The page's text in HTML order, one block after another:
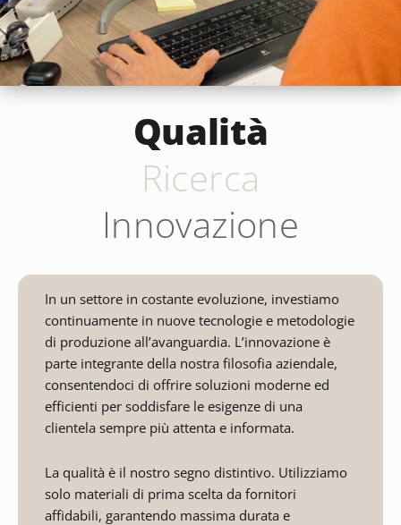
Qualità
Ricerca
Innovazione
In un settore in costante evoluzione, investiamo
continuamente in nuove tecnologie e metodologie
di produzione all’avanguardia. L’innovazione è
parte integrante della nostra filosofia aziendale,
consentendoci di offrire soluzioni moderne ed
efficienti per soddisfare le esigenze di una
clientela sempre più attenta e informata.
La qualità è il nostro segno distintivo. Utilizziamo
solo materiali di prima scelta da fornitori
affidabili, garantendo massima durata e